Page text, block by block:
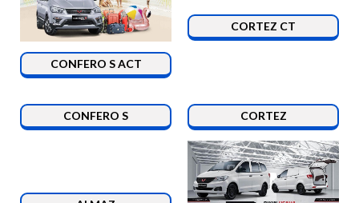
CONFERO S ACT
CORTEZ CT
CONFERO S CORTEZ